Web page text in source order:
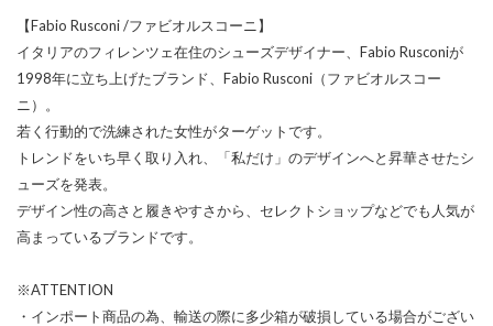
【Fabio Rusconi /ファビオルスコーニ】
イタリアのフィレンツェ在住のシューズデザイナー、Fabio Rusconiが
1998年に立ち上げたブランド、Fabio Rusconi（ファビオルスコー
ニ）。
若く行動的で洗練された女性がターゲットです。
トレンドをいち早く取り入れ、「私だけ」のデザインへと昇華させたシ
ューズを発表。
デザイン性の高さと履きやすさから、セレクトショップなどでも人気が
高まっているブランドです。
※ATTENTION
・インポート商品の為、輸送の際に多少箱が破損している場合がござい